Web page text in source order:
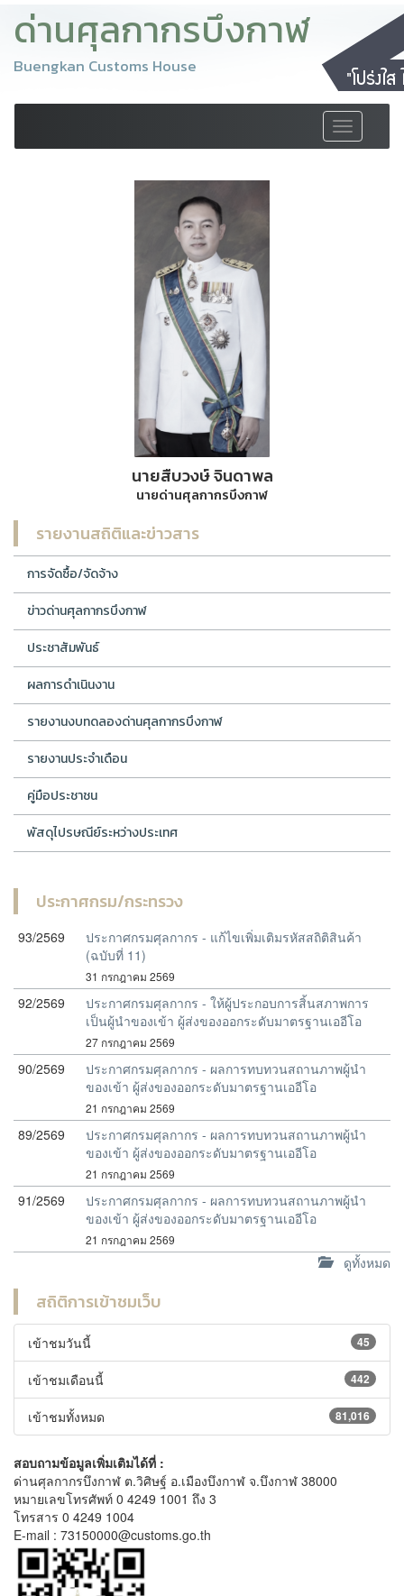
ด่านศุลกากรบึงกาฬ
Buengkan Customs House
Toggle
navigation
นายสืบวงษ์ จินดาพล
นายด่านศุลกากรบึงกาฬ
รายงานสถิติและข่าวสาร
การจัดซื้อ/จัดจ้าง
ข่าวด่านศุลกากรบึงกาฬ
ประชาสัมพันธ์
ผลการดำเนินงาน
รายงานงบทดลองด่านศุลกากรบึงกาฬ
รายงานประจำเดือน
คู่มือประชาชน
พัสดุไปรษณีย์ระหว่างประเทศ
ประกาศกรม/กระทรวง
93/2569
ประกาศกรมศุลกากร - แก้ไขเพิ่มเติมรหัสสถิติสินค้า
(ฉบับที่ 11)
31 กรกฎาคม 2569
92/2569
ประกาศกรมศุลกากร - ให้ผู้ประกอบการสิ้นสภาพการ
เป็นผู้นำของเข้า ผู้ส่งของออกระดับมาตรฐานเออีโอ
27 กรกฎาคม 2569
90/2569
ประกาศกรมศุลกากร - ผลการทบทวนสถานภาพผู้นำ
ของเข้า ผู้ส่งของออกระดับมาตรฐานเออีโอ
21 กรกฎาคม 2569
89/2569
ประกาศกรมศุลกากร - ผลการทบทวนสถานภาพผู้นำ
ของเข้า ผู้ส่งของออกระดับมาตรฐานเออีโอ
21 กรกฎาคม 2569
91/2569
ประกาศกรมศุลกากร - ผลการทบทวนสถานภาพผู้นำ
ของเข้า ผู้ส่งของออกระดับมาตรฐานเออีโอ
21 กรกฎาคม 2569
ดูทั้งหมด
สถิติการเข้าชมเว็บ
45
เข้าชมวันนี้
442
เข้าชมเดือนนี้
81,016
เข้าชมทั้งหมด
สอบถามข้อมูลเพิ่มเติมได้ที่ :
ด่านศุลกากรบึงกาฬ ต.วิศิษฐ์ อ.เมืองบึงกาฬ จ.บึงกาฬ 38000
หมายเลขโทรศัพท์ 0 4249 1001 ถึง 3
โทรสาร 0 4249 1004
E-mail : 73150000@customs.go.th